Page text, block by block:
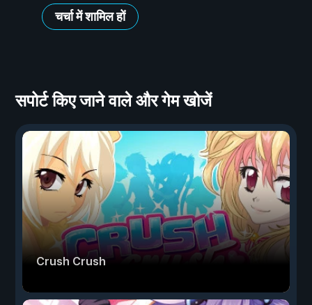
चर्चा में शामिल हों
सपोर्ट किए जाने वाले और गेम खोजें
Crush Crush